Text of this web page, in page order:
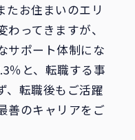
たお住まいのエリ
ってきますが、
サポート体制にな
％と、転職する事
、転職後もご活躍
善のキャリアをご